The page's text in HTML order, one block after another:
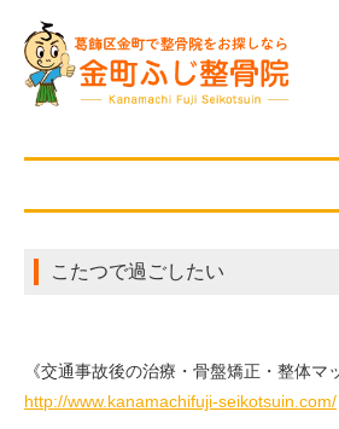
こたつで過ごしたい
《交通事故後の治療・骨盤矯正・整体マ
http://www.kanamachifuji-seikotsuin.com/